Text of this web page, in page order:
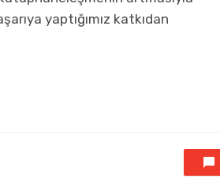
yaptığımız katkıdan